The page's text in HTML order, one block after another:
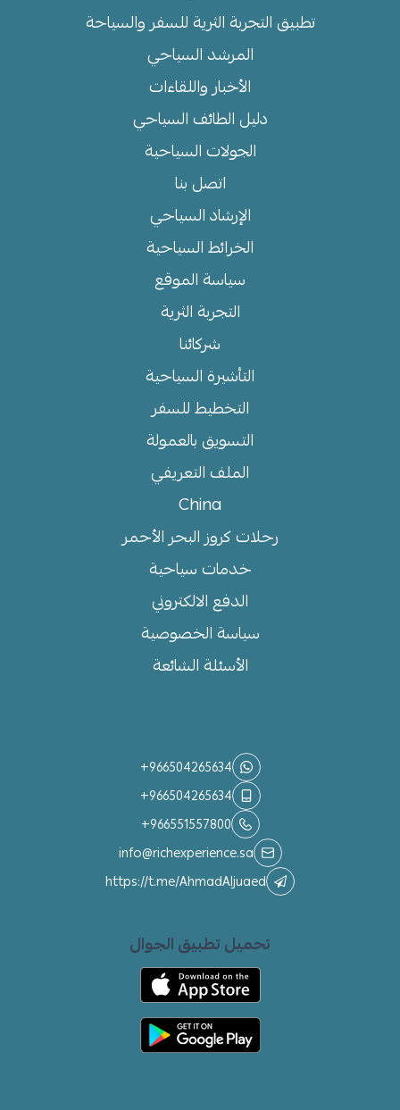
تطبيق التجربة الثرية للسفر والسياحة
المرشد السياحي
الأخبار واللقاءات
دليل الطائف السياحي
الجولات السياحية
اتصل بنا
الإرشاد السياحي
الخرائط السياحية
سياسة الموقع
التجربة الثرية
شركائنا
التأشيرة السياحية
التخطيط للسفر
التسويق بالعمولة
الملف التعريفي
China
رحلات كروز البحر الأحمر
خدمات سياحية
الدفع الالكتروني
سياسة الخصوصية
الأسئلة الشائعة
+966504265634
+966504265634
+966551557800
info@richexperience.sa
https://t.me/AhmadAljuaed
تحميل تطبيق الجوال